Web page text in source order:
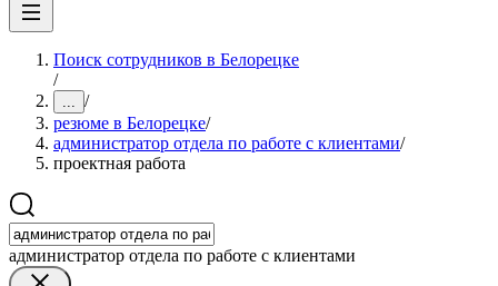
Поиск сотрудников в Белорецке
/
... /
резюме в Белорецке/
администратор отдела по работе с клиентами/
проектная работа
администратор отдела по работе с клиентами